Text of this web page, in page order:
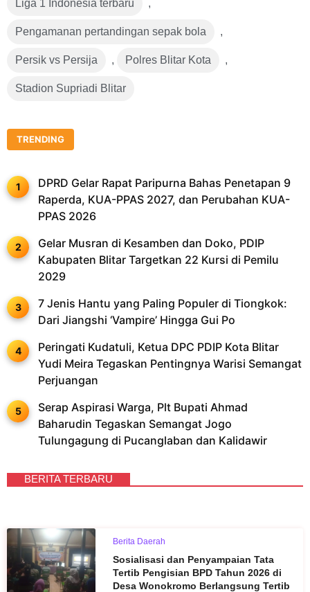
Liga 1 Indonesia terbaru ,
Pengamanan pertandingan sepak bola ,
Persik vs Persija , Polres Blitar Kota ,
Stadion Supriadi Blitar
TRENDING
DPRD Gelar Rapat Paripurna Bahas Penetapan 9
Raperda, KUA-PPAS 2027, dan Perubahan KUA-
PPAS 2026
Gelar Musran di Kesamben dan Doko, PDIP
Kabupaten Blitar Targetkan 22 Kursi di Pemilu
2029
7 Jenis Hantu yang Paling Populer di Tiongkok:
Dari Jiangshi ‘Vampire’ Hingga Gui Po
Peringati Kudatuli, Ketua DPC PDIP Kota Blitar
Yudi Meira Tegaskan Pentingnya Warisi Semangat
Perjuangan
Serap Aspirasi Warga, Plt Bupati Ahmad
Baharudin Tegaskan Semangat Jogo
Tulungagung di Pucanglaban dan Kalidawir
BERITA TERBARU
Berita Daerah
Sosialisasi dan Penyampaian Tata
Tertib Pengisian BPD Tahun 2026 di
Desa Wonokromo Berlangsung Tertib